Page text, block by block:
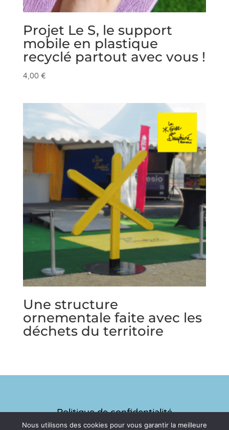
Projet Le S, le support
mobile en plastique
recyclé partout avec vous !
4,00 €
Une structure
ornementale faite avec les
déchets du territoire
Politique de confidentialité
Nous utilisons des cookies pour vous garantir la meilleure